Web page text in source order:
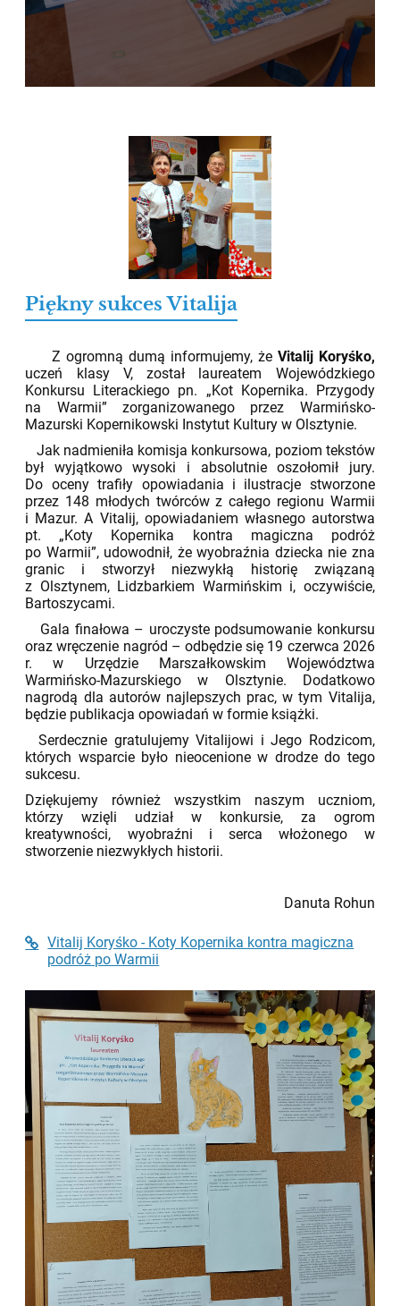
Piękny sukces Vitalija
Z ogromną dumą informujemy, że Vitalij Koryśko,
uczeń klasy V, został laureatem Wojewódzkiego
Konkursu Literackiego pn. „Kot Kopernika. Przygody
na Warmii” zorganizowanego przez Warmińsko-
Mazurski Kopernikowski Instytut Kultury w Olsztynie.
Jak nadmieniła komisja konkursowa, poziom tekstów
był wyjątkowo wysoki i absolutnie oszołomił jury.
Do oceny trafiły opowiadania i ilustracje stworzone
przez 148 młodych twórców z całego regionu Warmii
i Mazur. A Vitalij, opowiadaniem własnego autorstwa
pt. „Koty Kopernika kontra magiczna podróż
po Warmii”, udowodnił, że wyobraźnia dziecka nie zna
granic i stworzył niezwykłą historię związaną
z Olsztynem, Lidzbarkiem Warmińskim i, oczywiście,
Bartoszycami.
Gala finałowa – uroczyste podsumowanie konkursu
oraz wręczenie nagród – odbędzie się 19 czerwca 2026
r. w Urzędzie Marszałkowskim Województwa
Warmińsko-Mazurskiego w Olsztynie. Dodatkowo
nagrodą dla autorów najlepszych prac, w tym Vitalija,
będzie publikacja opowiadań w formie książki.
Serdecznie gratulujemy Vitalijowi i Jego Rodzicom,
których wsparcie było nieocenione w drodze do tego
sukcesu.
Dziękujemy również wszystkim naszym uczniom,
którzy wzięli udział w konkursie, za ogrom
kreatywności, wyobraźni i serca włożonego w
stworzenie niezwykłych historii.
Danuta Rohun
Vitalij Koryśko - Koty Kopernika kontra magiczna
podróż po Warmii